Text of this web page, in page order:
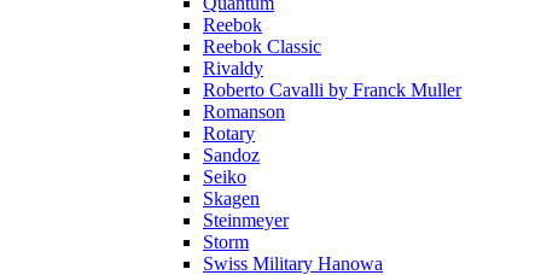
Reebok
Reebok Classic
Rivaldy
Roberto Cavalli by Franck Muller
Romanson
Rotary
Sandoz
Seiko
Skagen
Steinmeyer
Storm
Swiss Military Hanowa